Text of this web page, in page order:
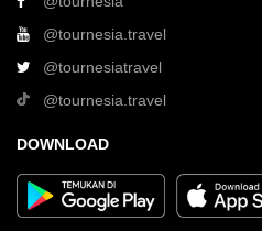
@tournesia.travel
@tournesiatravel
@tournesia.travel
DOWNLOAD